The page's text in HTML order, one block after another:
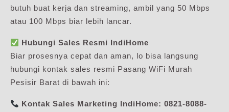
butuh buat kerja dan streaming, ambil yang 50 Mbps
atau 100 Mbps biar lebih lancar.
Hubungi Sales Resmi IndiHome
Biar prosesnya cepat dan aman, lo bisa langsung
hubungi kontak sales resmi Pasang WiFi Murah
Pesisir Barat di bawah ini:
Kontak Sales Marketing IndiHome: 0821-8088-